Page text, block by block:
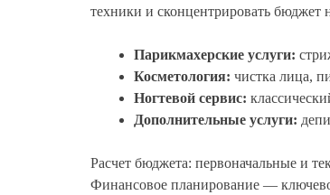
техники и сконцентрировать бюджет
Парикмахерские услуги:
Косметология: чистка лица,
Ногтевой сервис:
Дополнительные услуги:
Расчет бюджета: первоначальные и
Финансовое планирование —